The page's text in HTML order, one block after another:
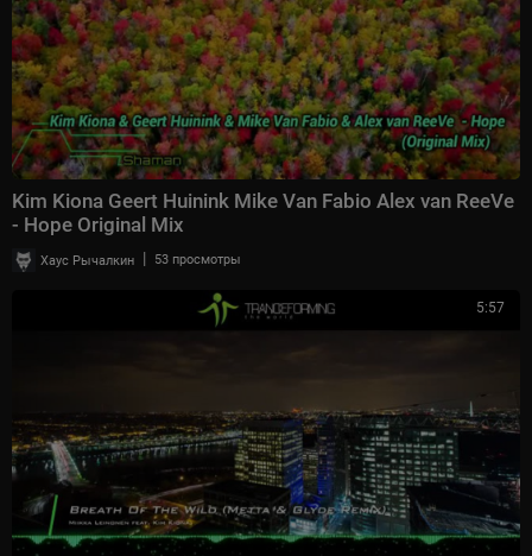
Kim Kiona Geert Huinink Mike Van Fabio Alex van ReeVe
- Hope Original Mix
Хаус Рычалкин | 53 просмотры
5:57